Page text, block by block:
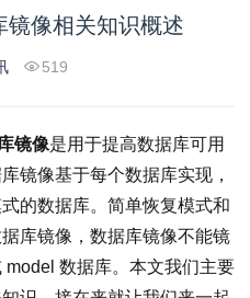
镜像相关知识概述
519
镜像是用于提高数据库可用
镜像基于每个数据库实现，
的数据库。简单恢复模式和
库镜像，数据库镜像不能镜
数据库。本文我们主要